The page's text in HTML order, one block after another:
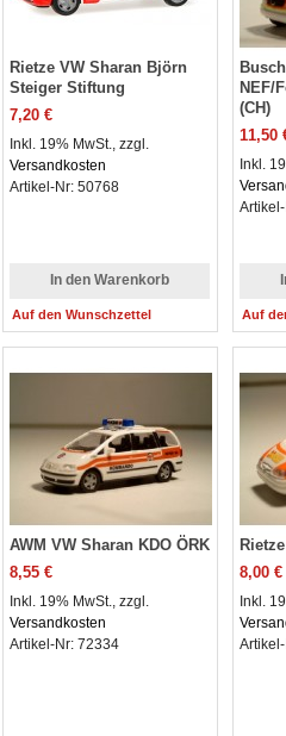
Rietze VW Sharan Björn
Steiger Stiftung
7,20 €
Inkl. 19% MwSt., zzgl.
Versandkosten
Artikel-Nr: 50768
In den Warenkorb
Auf den Wunschzettel
NEF/
(CH)
11,50
Inkl.
Auf
AWM VW Sharan KDO ÖRK
8,55 €
Inkl. 19% MwSt., zzgl.
Versandkosten
Artikel-Nr: 72334
8,00 €
Inkl.